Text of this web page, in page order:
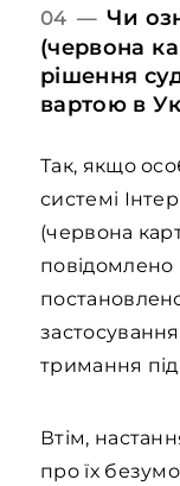
04 —Чи
(червона
рішення
вартою в
Так, якщо
системі
(червона
повідомлено
тримання
Втім,
про їх